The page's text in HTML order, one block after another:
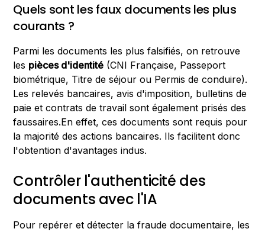
Quels sont les faux documents les plus
courants ?
Parmi les documents les plus falsifiés, on retrouve
les pièces d'identité (CNI Française, Passeport
biométrique, Titre de séjour ou Permis de conduire).
Les relevés bancaires, avis d'imposition, bulletins de
paie et contrats de travail sont également prisés des
faussaires.En effet, ces documents sont requis pour
la majorité des actions bancaires. Ils facilitent donc
l'obtention d'avantages indus.
Contrôler l'authenticité des
documents avec l'IA
Pour repérer et détecter la fraude documentaire, les